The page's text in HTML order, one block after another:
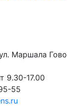
Маршала
9.30-17.00
55